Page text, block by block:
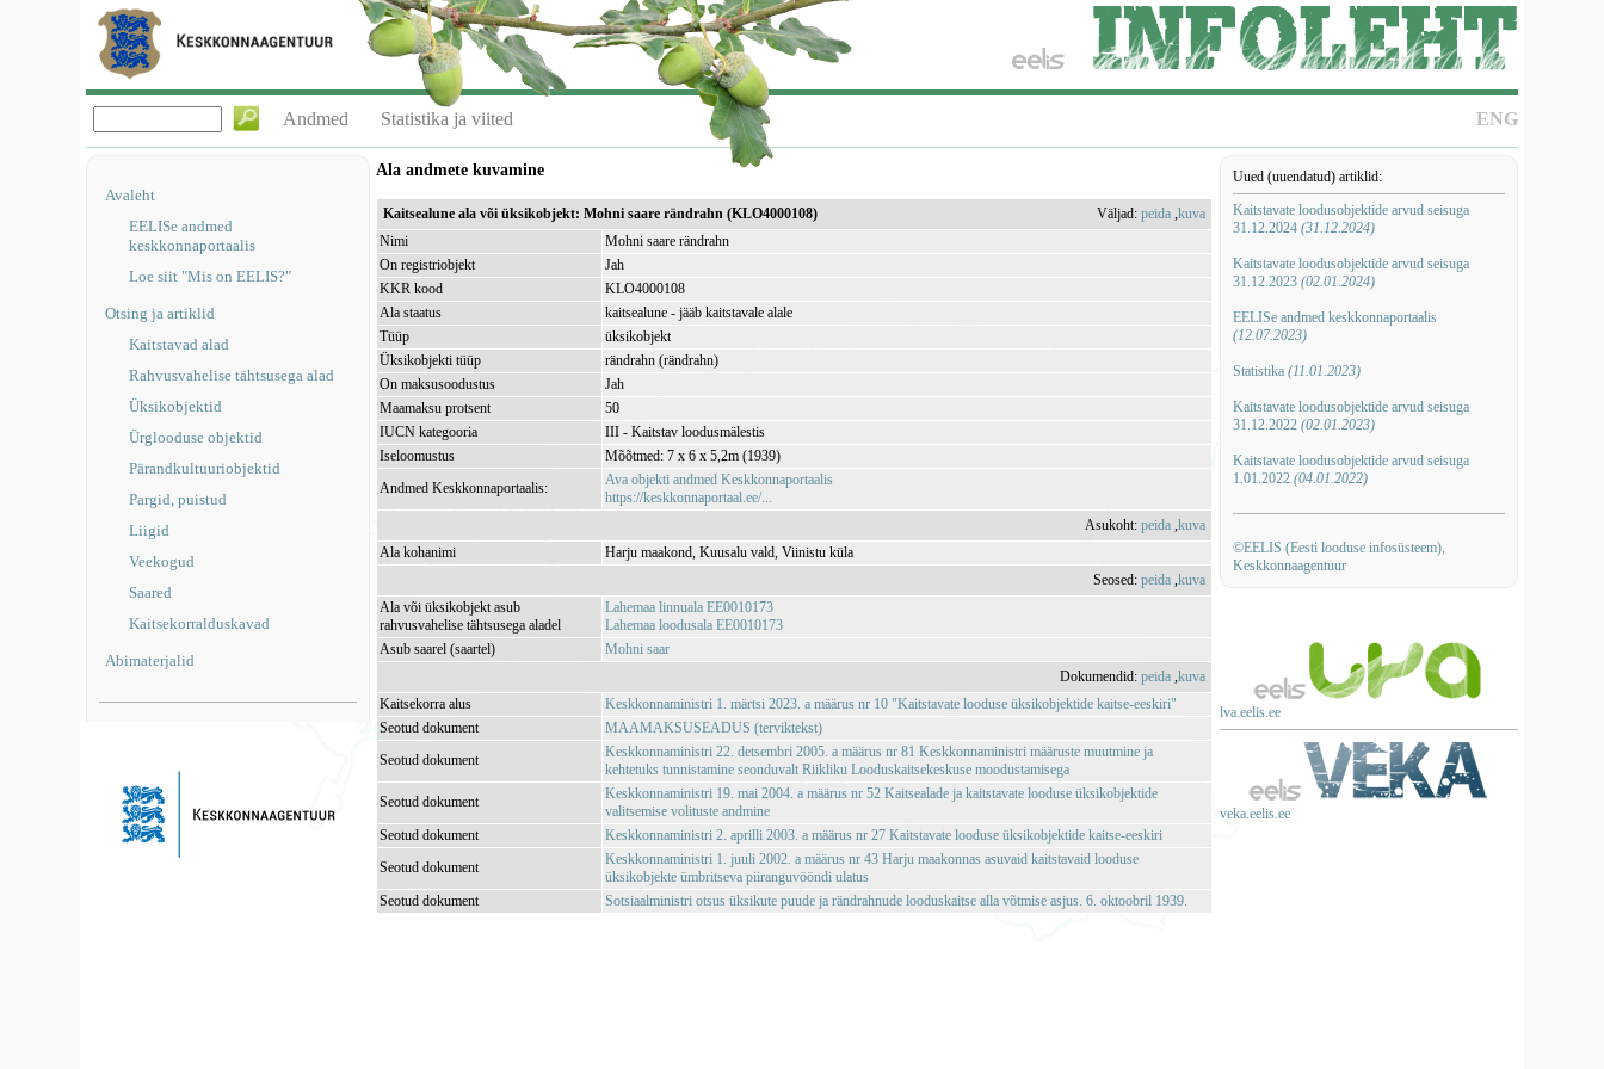
ENG
Andmed Statistika ja viited
Avaleht
EELISe andmed
keskkonnaportaalis
Loe siit "Mis on EELIS?"
Otsing ja artiklid
Kaitstavad alad
Rahvusvahelise tähtsusega alad
Üksikobjektid
Ürglooduse objektid
Pärandkultuuriobjektid
Pargid, puistud
Liigid
Veekogud
Saared
Kaitsekorralduskavad
Abimaterjalid
Uued (uuendatud) artiklid:
Kaitstavate loodusobjektide arvud seisuga
31.12.2024 (31.12.2024)
Kaitstavate loodusobjektide arvud seisuga
31.12.2023 (02.01.2024)
EELISe andmed keskkonnaportaalis
(12.07.2023)
Statistika (11.01.2023)
Kaitstavate loodusobjektide arvud seisuga
31.12.2022 (02.01.2023)
Kaitstavate loodusobjektide arvud seisuga
1.01.2022 (04.01.2022)
©EELIS (Eesti looduse infosüsteem),
Keskkonnaagentuur
lva.eelis.ee
veka.eelis.ee
Ala andmete kuvamine
Kaitsealune ala või üksikobjekt: Mohni saare rändrahn (KLO4000108) Väljad:peida ,kuva
Nimi
Mohni saare rändrahn
On registriobjekt
Jah
KKR kood
KLO4000108
Ala staatus
kaitsealune - jääb kaitstavale alale
Tüüp
üksikobjekt
Üksikobjekti tüüp
rändrahn (rändrahn)
On maksusoodustus
Jah
Maamaksu protsent
50
IUCN kategooria
III - Kaitstav loodusmälestis
Iseloomustus
Mõõtmed: 7 x 6 x 5,2m (1939)
Andmed Keskkonnaportaalis:
Ava objekti andmed Keskkonnaportaalis
https://keskkonnaportaal.ee/...
Asukoht:peida ,kuva
Ala kohanimi
Harju maakond, Kuusalu vald, Viinistu küla
Seosed:peida ,kuva
Ala või üksikobjekt asub
rahvusvahelise tähtsusega aladel
Lahemaa linnuala EE0010173
Lahemaa loodusala EE0010173
Asub saarel (saartel)
Mohni saar
Dokumendid:peida ,kuva
Kaitsekorra alus
Keskkonnaministri 1. märtsi 2023. a määrus nr 10 "Kaitstavate looduse üksikobjektide kaitse-eeskiri"
Seotud dokument
MAAMAKSUSEADUS (terviktekst)
Seotud dokument
Keskkonnaministri 22. detsembri 2005. a määrus nr 81 Keskkonnaministri määruste muutmine ja
kehtetuks tunnistamine seonduvalt Riikliku Looduskaitsekeskuse moodustamisega
Seotud dokument
Keskkonnaministri 19. mai 2004. a määrus nr 52 Kaitsealade ja kaitstavate looduse üksikobjektide
valitsemise volituste andmine
Seotud dokument
Keskkonnaministri 2. aprilli 2003. a määrus nr 27 Kaitstavate looduse üksikobjektide kaitse-eeskiri
Seotud dokument
Keskkonnaministri 1. juuli 2002. a määrus nr 43 Harju maakonnas asuvaid kaitstavaid looduse
üksikobjekte ümbritseva piiranguvööndi ulatus
Seotud dokument
Sotsiaalministri otsus üksikute puude ja rändrahnude looduskaitse alla võtmise asjus. 6. oktoobril 1939.